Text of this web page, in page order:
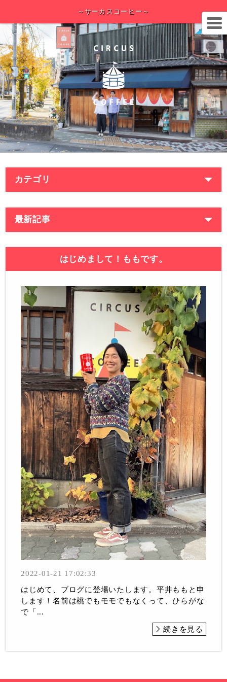
～サーカスコーヒー～
カテゴリ
最新記事
はじめまして！ももです。
2022-01-21 17:02:33
はじめて、ブログに登場いたします。平井ももと申
します！名前は桃でもモモでもなくって、ひらがな
で「...
続きを見る